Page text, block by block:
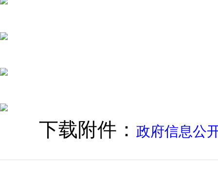
下载附件： 政府信息公